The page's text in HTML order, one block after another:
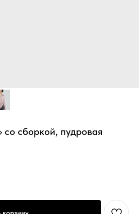
сборкой, пудровая
корзину